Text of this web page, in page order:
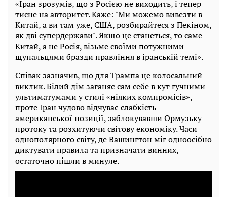
«Іран зрозумів, що з Росією не виходить, і тепер
тисне на авторитет. Каже: "Ми можемо вивезти в
Китай, а ви там уже, США, розбирайтеся з Пекіном,
як дві супердержави". Якщо це станеться, то саме
Китай, а не Росія, візьме своїми потужними
щупальцями бразди правління в іранській темі».
Співак зазначив, що для Трампа це колосальний
виклик. Білий дім заганяє сам себе в кут гучними
ультиматумами у стилі «ніяких компромісів»,
проте Іран чудово відчуває слабкість
американської позиції, заблокувавши Ормузьку
протоку та розхитуючи світову економіку. Часи
однополярного світу, де Вашингтон міг одноосібно
диктувати правила та призначати винних,
остаточно пішли в минуле.